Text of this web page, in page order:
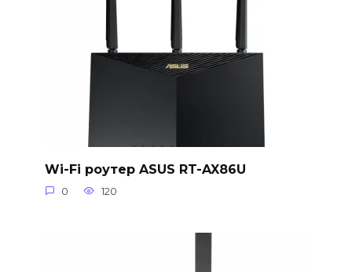
Wi-Fi роутер ASUS RT-AX86U
0 120